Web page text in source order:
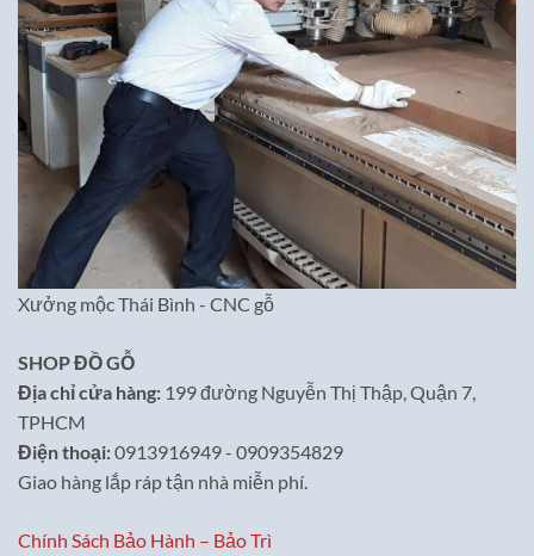
Xưởng mộc Thái Bình - CNC gỗ
SHOP ĐỒ GỖ
Địa chỉ cửa hàng: 199 đường Nguyễn Thị Thập, Quận 7,
TPHCM
Điện thoại:0913916949 - 0909354829
Giao hàng lắp ráp tận nhà miễn phí.
Chính Sách Bảo Hành – Bảo Trì